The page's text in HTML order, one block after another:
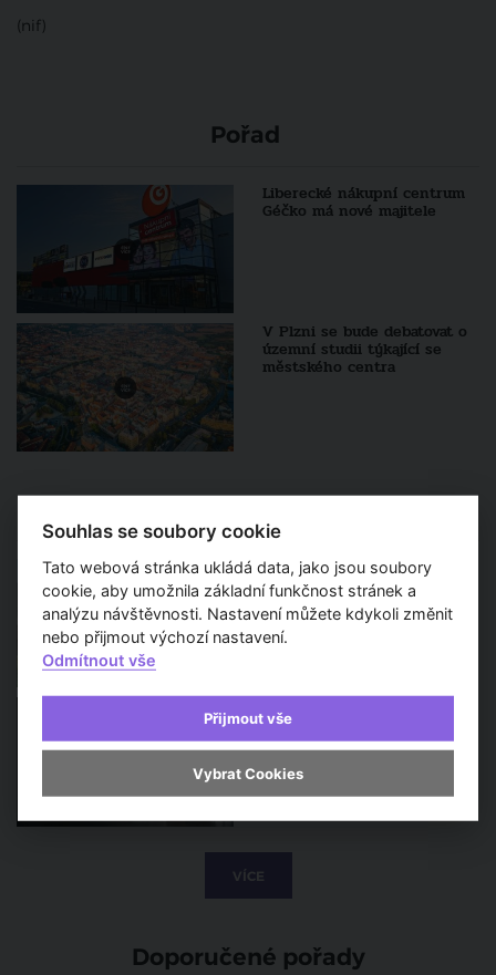
(nif)
Pořad
Liberecké nákupní centrum
Géčko má nové majitele
V Plzni se bude debatovat o
územní studii týkající se
městského centra
Rekonstrukce Pragerových
kostek začíná. Ikonický areál
čeká tříletá proměna
vstupuje do finále. Porota
představila pětici výrazných
VÍCE
Doporučené pořady
Souhlas se soubory cookie
Tato webová stránka ukládá data, jako jsou soubory
cookie, aby umožnila základní funkčnost stránek a
analýzu návštěvnosti. Nastavení můžete kdykoli změnit
nebo přijmout výchozí nastavení.
Odmítnout vše
Přijmout vše
Vybrat Cookies